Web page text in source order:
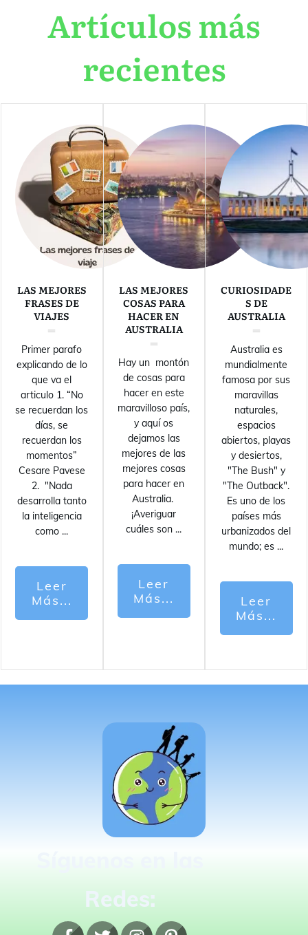
Artículos más
recientes
LAS MEJORES
FRASES DE
VIAJES
Primer parafo
explicando de lo
que va el
articulo 1. “No
se recuerdan los
días, se
recuerdan los
momentos”
Cesare Pavese
2. "Nada
desarrolla tanto
la inteligencia
como ...
Leer
Más...
LAS MEJORES
COSAS PARA
HACER EN
AUSTRALIA
Hay un montón
de cosas para
hacer en este
maravilloso país,
y aquí os
dejamos las
mejores de las
mejores cosas
para hacer en
Australia.
¡Averiguar
cuáles son ...
Leer
Más...
CURIOSIDADE
S DE
AUSTRALIA
Australia es
mundialmente
famosa por sus
maravillas
naturales,
espacios
abiertos, playas
y desiertos,
"The Bush" y
"The Outback".
Es uno de los
países más
urbanizados del
mundo; es ...
Leer
Más...
Redes: